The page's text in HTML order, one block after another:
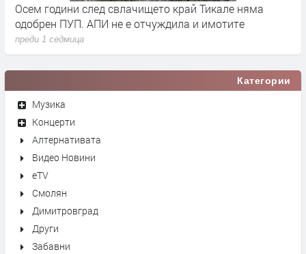
Осем години след свлачището край Тикале няма
одобрен ПУП. АПИ не е отчуждила и имотите
преди 1 седмица
Категории
Музика
Концерти
Алтернативата
Видео Новини
eTV
Смолян
Димитровград
Други
Забавни